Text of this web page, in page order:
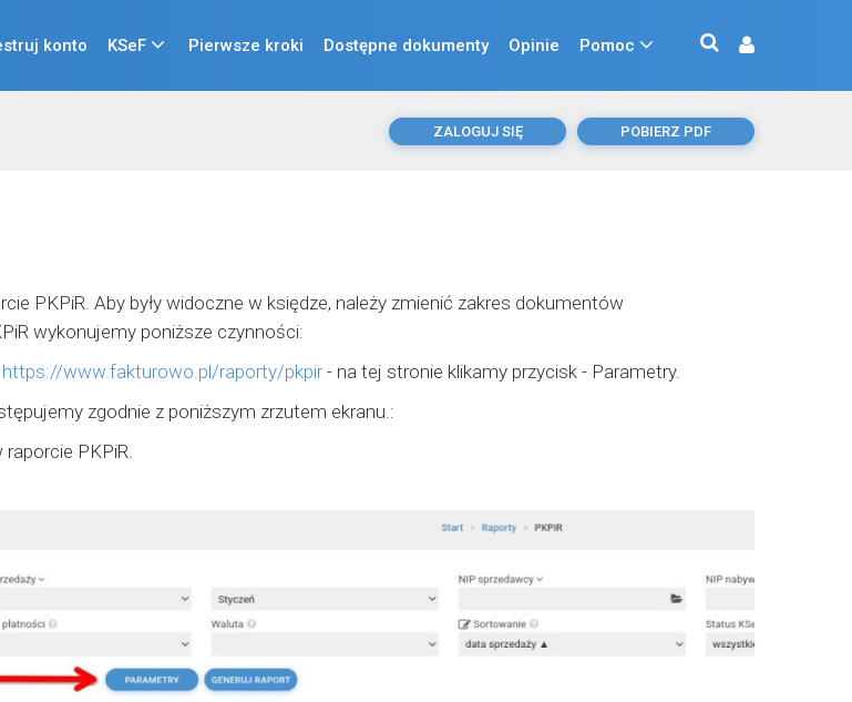
konto KSeF Pierwsze kroki Dostępne dokumenty Opinie Pomoc
ZALOGUJ SIĘ POBIERZ PDF
PKPiR. Aby były widoczne w księdze, należy zmienić zakres dokumentów
wykonujemy poniższe czynności:
https://www.fakturowo.pl/raporty/pkpir- na tej stronie klikamy przycisk - Parametry.
zgodnie z poniższym zrzutem ekranu.:
PKPiR.